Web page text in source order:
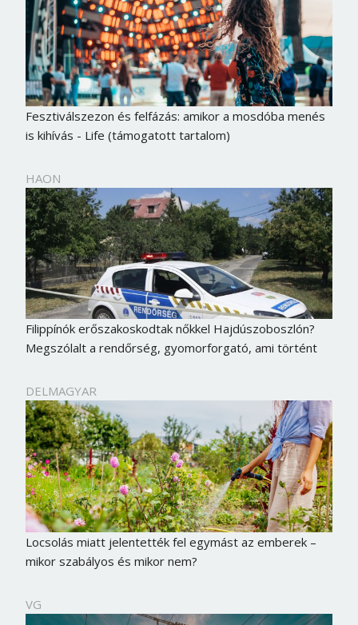
Fesztiválszezon és felfázás: amikor a mosdóba menés
is kihívás - Life (támogatott tartalom)
HAON
Filippínók erőszakoskodtak nőkkel Hajdúszoboszlón?
Megszólalt a rendőrség, gyomorforgató, ami történt
DELMAGYAR
Locsolás miatt jelentették fel egymást az emberek –
mikor szabályos és mikor nem?
VG